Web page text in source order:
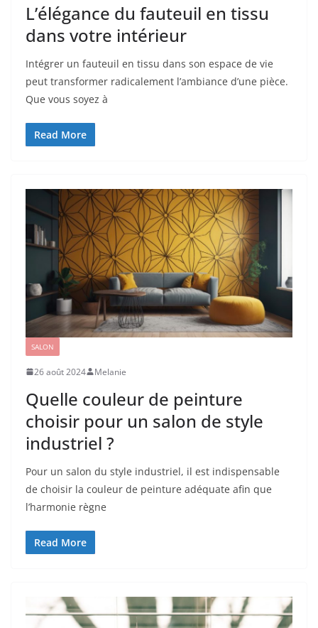
L’élégance du fauteuil en tissu
dans votre intérieur
Intégrer un fauteuil en tissu dans son espace de vie
peut transformer radicalement l’ambiance d’une pièce.
Que vous soyez à
Read More
SALON
26 août 2024 Melanie
Quelle couleur de peinture
choisir pour un salon de style
industriel ?
Pour un salon du style industriel, il est indispensable
de choisir la couleur de peinture adéquate afin que
l’harmonie règne
Read More